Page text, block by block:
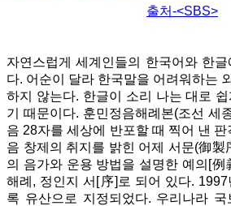
출처-<SBS>
자연스럽게 세계인들의 한국어와 한
다. 어순이 달라 한국말을 어려워하는
하지 않는다. 한글이 소리 나는 대로
기 때문이다. 훈민정음해례본(조선 세
음 28자를 세상에 반포할 때 찍어 낸
음 창제의 취지를 밝힌 어제 서문(御製
의 음가와 운용 방법을 설명한 예의[例
해례, 정인지 서[序]로 되어 있다. 1997
록 유산으로 지정되었다. 우리나라 국